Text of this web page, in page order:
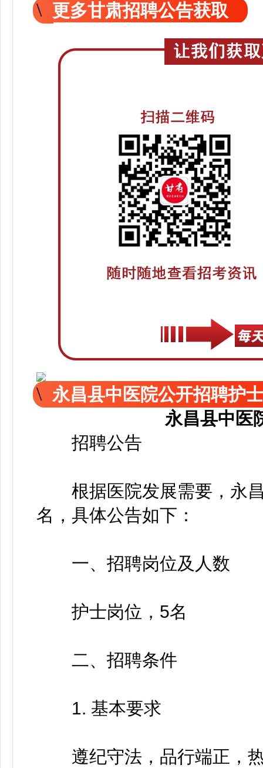
更多甘肃招聘公告获取
永昌县中医院公开招聘护
永昌县中医
招聘公告
根据医院发展需要，永昌
名，具体公告如下：
一、招聘岗位及人数
护士岗位，5名
二、招聘条件
1. 基本要求
遵纪守法，品行端正，热